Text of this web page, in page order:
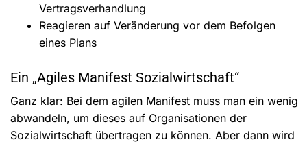
Vertragsverhandlung
Reagieren auf Veränderung vor dem Befolgen
eines Plans
Ein „Agiles Manifest Sozialwirtschaft“
Ganz klar: Bei dem agilen Manifest muss man ein wenig
abwandeln, um dieses auf Organisationen der
Sozialwirtschaft übertragen zu können. Aber dann wird